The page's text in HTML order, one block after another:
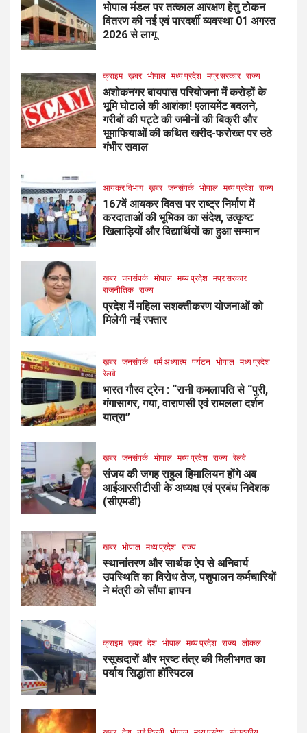
भोपाल मंडल पर तत्काल आरक्षण हेतु टोकन
वितरण की नई एवं पारदर्शी व्यवस्था 01 अगस्त
2026 से लागू
क्राइम ख़बर भोपाल मध्य प्रदेश मप्र सरकार राज्य
अशोकनगर बायपास परियोजना में करोड़ों के
भूमि घोटाले की आशंका! एलायमेंट बदलने,
गरीबों की पट्टे की जमीनों की बिक्री और
भूमाफियाओं की कथित खरीद-फरोख्त पर उठे
गंभीर सवाल
आयकर विभाग ख़बर जनसंपर्क भोपाल मध्य प्रदेश राज्य
167वें आयकर दिवस पर राष्ट्र निर्माण में
करदाताओं की भूमिका का संदेश, उत्कृष्ट
खिलाड़ियों और विद्यार्थियों का हुआ सम्मान
ख़बर जनसंपर्क भोपाल मध्य प्रदेश मप्र सरकार
राजनीतिक राज्य
प्रदेश में महिला सशक्तीकरण योजनाओं को
मिलेगी नई रफ्तार
ख़बर जनसंपर्क धर्म अध्यात्म पर्यटन भोपाल मध्य प्रदेश
रेलवे
भारत गौरव ट्रेन : “रानी कमलापति से “पुरी,
गंगासागर, गया, वाराणसी एवं रामलला दर्शन
यात्रा”
ख़बर जनसंपर्क भोपाल मध्य प्रदेश राज्य रेलवे
संजय की जगह राहुल हिमालियन होंगे अब
आईआरसीटीसी के अध्यक्ष एवं प्रबंध निदेशक
(सीएमडी)
ख़बर भोपाल मध्य प्रदेश राज्य
स्थानांतरण और सार्थक ऐप से अनिवार्य
उपस्थिति का विरोध तेज, पशुपालन कर्मचारियों
ने मंत्री को सौंपा ज्ञापन
क्राइम ख़बर देश भोपाल मध्य प्रदेश राज्य लोकल
रसूखदारों और भ्रष्ट तंत्र की मिलीभगत का
पर्याय सिद्धांता हॉस्पिटल